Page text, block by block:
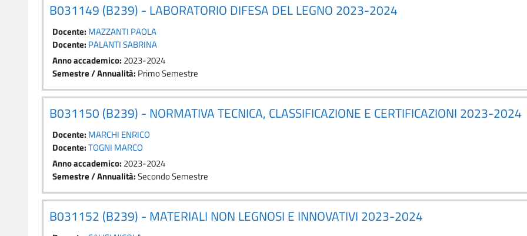
B031149 (B239) - LABORATORIO DIFESA DEL LEGNO 2023-2024
Docente: MAZZANTI PAOLA
Docente: PALANTI SABRINA
Anno accademico: 2023-2024
Semestre / Annualità: Primo Semestre
B031150 (B239) - NORMATIVA TECNICA, CLASSIFICAZIONE E CERTIFICAZIONI 2023-2024
Docente: MARCHI ENRICO
Docente:TOGNI MARCO
Anno accademico: 2023-2024
Semestre / Annualità:Secondo Semestre
B031152 (B239) - MATERIALI NON LEGNOSI E INNOVATIVI 2023-2024